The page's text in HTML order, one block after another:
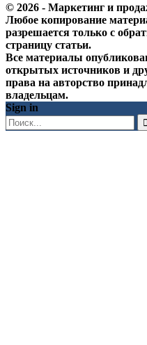
© 2026 - Маркетинг и
Любое копирование
разрешается только с
страницу статьи.
Все материалы
открытых источников и
права на авторство
владельцам.
Sign in